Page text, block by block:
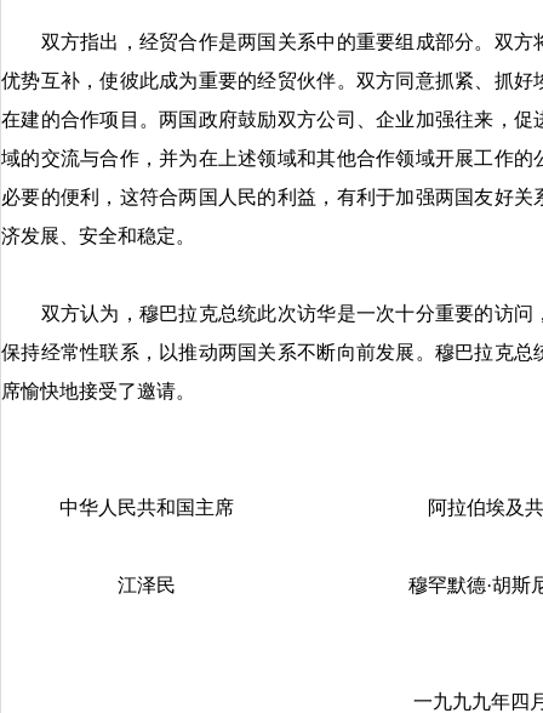
双方指出，经贸合作是两国关系中的重要组成部分。双方
优势互补，使彼此成为重要的经贸伙伴。双方同意抓紧、抓
在建的合作项目。两国政府鼓励双方公司、企业加强往来，
域的交流与合作，并为在上述领域和其他合作领域开展工作
必要的便利，这符合两国人民的利益，有利于加强两国友好
济发展、安全和稳定。
双方认为，穆巴拉克总统此次访华是一次十分重要的访问
保持经常性联系，以推动两国关系不断向前发展。穆巴拉克
席愉快地接受了邀请。
中华人民共和国主席 阿拉伯埃及共和
江泽民 穆罕默德·胡斯尼·穆
一九九九年四月五日